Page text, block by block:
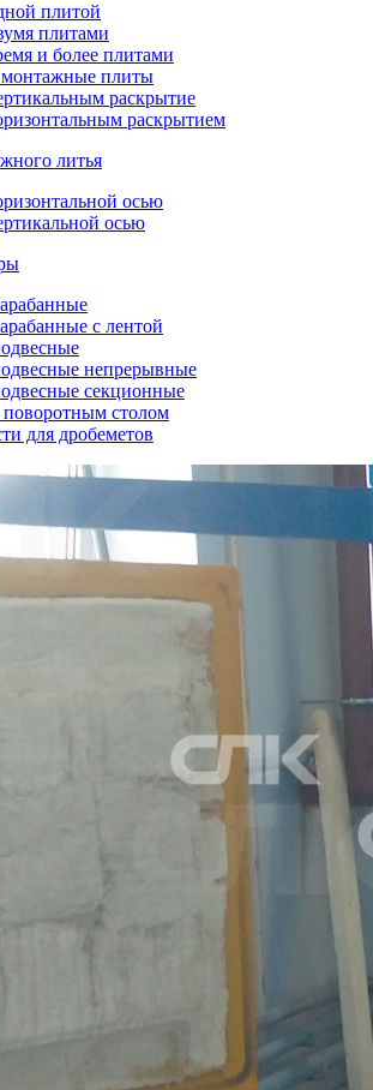
плитой
плитами
и более плитами
плиты
раскрытие
раскрытием
литья
осью
осью
с лентой
непрерывные
секционные
столом
для дробеметов